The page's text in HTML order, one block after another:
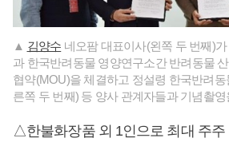
▲ 김양수 네오팜 대표이사(왼쪽 두 번째)
과 한국반려동물 영양연구소간 반려동물
협약(MOU)을 체결하고 정설령 한국반려
른쪽 두 번째) 등 양사 관계자들과 기념촬
△한불화장품 외 1인으로 최대 주주